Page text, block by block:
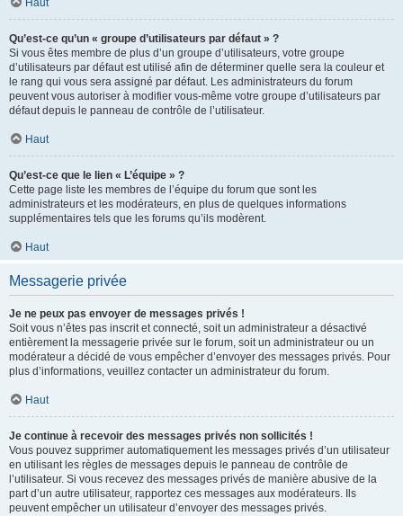
Haut
Qu’est-ce qu’un « groupe d’utilisateurs par défaut » ?
Si vous êtes membre de plus d’un groupe d’utilisateurs, votre groupe
d’utilisateurs par défaut est utilisé afin de déterminer quelle sera la couleur et
le rang qui vous sera assigné par défaut. Les administrateurs du forum
peuvent vous autoriser à modifier vous-même votre groupe d’utilisateurs par
défaut depuis le panneau de contrôle de l’utilisateur.
Haut
Qu’est-ce que le lien « L’équipe » ?
Cette page liste les membres de l’équipe du forum que sont les
administrateurs et les modérateurs, en plus de quelques informations
supplémentaires tels que les forums qu’ils modèrent.
Haut
Messagerie privée
Je ne peux pas envoyer de messages privés !
Soit vous n’êtes pas inscrit et connecté, soit un administrateur a désactivé
entièrement la messagerie privée sur le forum, soit un administrateur ou un
modérateur a décidé de vous empêcher d’envoyer des messages privés. Pour
plus d’informations, veuillez contacter un administrateur du forum.
Haut
Je continue à recevoir des messages privés non sollicités !
Vous pouvez supprimer automatiquement les messages privés d’un utilisateur
en utilisant les règles de messages depuis le panneau de contrôle de
l’utilisateur. Si vous recevez des messages privés de manière abusive de la
part d’un autre utilisateur, rapportez ces messages aux modérateurs. Ils
peuvent empêcher un utilisateur d’envoyer des messages privés.